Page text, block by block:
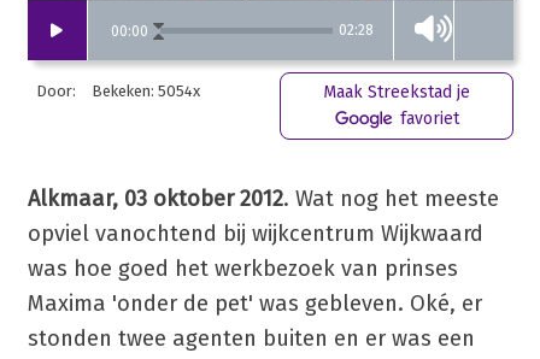
00:00 02:28
Door: Bekeken: 5054x
Maak Streekstad je
favoriet
Alkmaar, 03 oktober 2012. Wat nog het meeste
opviel vanochtend bij wijkcentrum Wijkwaard
was hoe goed het werkbezoek van prinses
Maxima 'onder de pet' was gebleven. Oké, er
stonden twee agenten buiten en er was een